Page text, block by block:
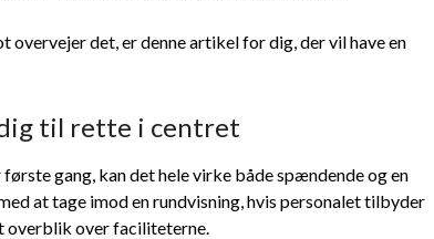
overvejer det, er denne artikel for dig, der vil have en
dig til rette i centret
gang, kan det hele virke både spændende og en
at tage imod en rundvisning, hvis personalet tilbyder
overblik over faciliteterne.